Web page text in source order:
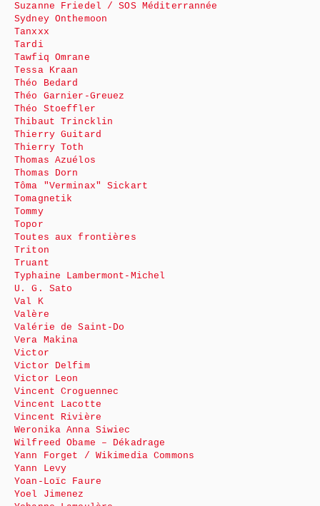
Suzanne Friedel / SOS Méditerrannée
Sydney Onthemoon
Tanxxx
Tardi
Tawfiq Omrane
Tessa Kraan
Théo Bedard
Théo Garnier-Greuez
Théo Stoeffler
Thibaut Trincklin
Thierry Guitard
Thierry Toth
Thomas Azuélos
Thomas Dorn
Tôma "Verminax" Sickart
Tomagnetik
Tommy
Topor
Toutes aux frontières
Triton
Truant
Typhaine Lambermont-Michel
U. G. Sato
Val K
Valère
Valérie de Saint-Do
Vera Makina
Victor
Victor Delfim
Victor Leon
Vincent Croguennec
Vincent Lacotte
Vincent Rivière
Weronika Anna Siwiec
Wilfreed Obame – Dékadrage
Yann Forget / Wikimedia Commons
Yann Levy
Yoan-Loïc Faure
Yoel Jimenez